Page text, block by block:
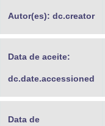
Autor(es): dc.creator
Data de aceite:
dc.date.accessioned
Data de